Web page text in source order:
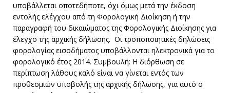
υποβάλλεται οποτεδήποτε, όχι όμως μετά την έκδοση
εντολής ελέγχου από τη Φορολογική Διοίκηση ή την
παραγραφή του δικαιώματος της Φορολογικής Διοίκησης για
έλεγχο της αρχικής δήλωσης. Οι τροποποιητικές δηλώσεις
φορολογίας εισοδήματος υποβάλλονται ηλεκτρονικά για το
φορολογικό έτος 2014. Συμβουλή: Η διόρθωση σε
περίπτωση λάθους καλό είναι να γίνεται εντός των
προθεσμιών υποβολής της αρχικής δήλωσης, για αυτό ο